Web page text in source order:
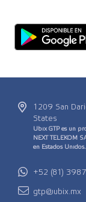
1209 San
States
Ubix GTP es un
NEXT TELEKOM
en Estados Unidos.
+52 (81)
gtp@ubix.mx